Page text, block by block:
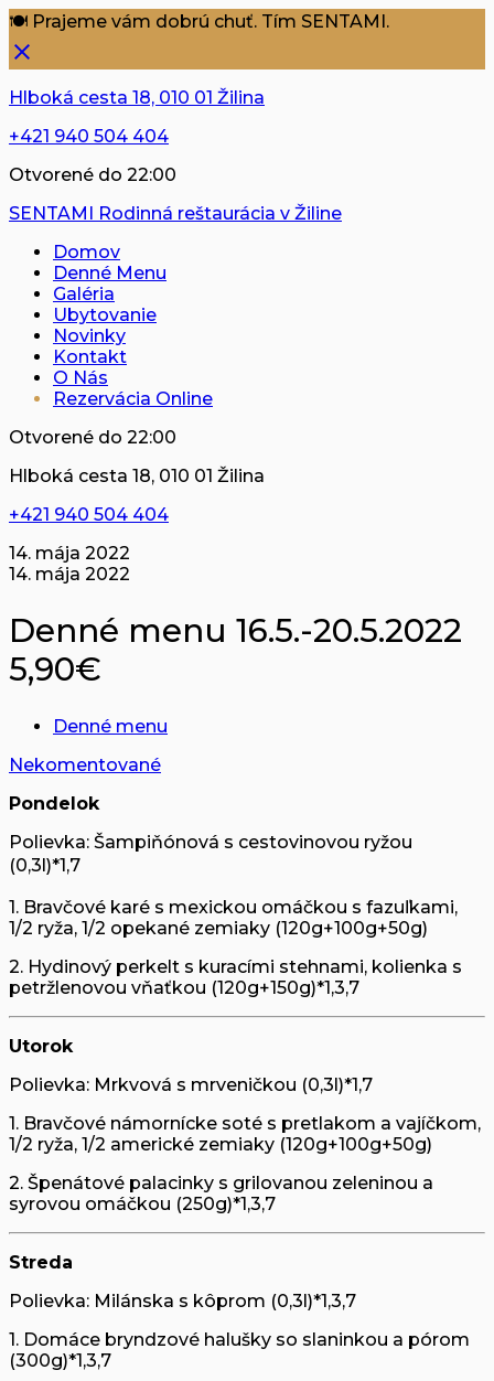
🍽️ Prajeme vám dobrú chuť. Tím SENTAMI.
Hlboká cesta 18, 010 01 Žilina
+421 940 504 404
Otvorené do 22:00
SENTAMI Rodinná reštaurácia v Žiline
Domov
Denné Menu
Galéria
Ubytovanie
Novinky
Kontakt
O Nás
Rezervácia Online
Otvorené do 22:00
Hlboká cesta 18, 010 01 Žilina
+421 940 504 404
14. mája 2022
14. mája 2022
Denné menu 16.5.-20.5.2022
5,90€
Denné menu
Nekomentované
Pondelok
Polievka: Šampiňónová s cestovinovou ryžou
(0,3l)*1,7
1. Bravčové karé s mexickou omáčkou s fazuľkami,
1/2 ryža, 1/2 opekané zemiaky (120g+100g+50g)
2. Hydinový perkelt s kuracími stehnami, kolienka s
petržlenovou vňaťkou (120g+150g)*1,3,7
Utorok
Polievka: Mrkvová s mrveničkou (0,3l)*1,7
1. Bravčové námornícke soté s pretlakom a vajíčkom,
1/2 ryža, 1/2 americké zemiaky (120g+100g+50g)
2. Špenátové palacinky s grilovanou zeleninou a
syrovou omáčkou (250g)*1,3,7
Streda
Polievka: Milánska s kôprom (0,3l)*1,3,7
1. Domáce bryndzové halušky so slaninkou a pórom
(300g)*1,3,7